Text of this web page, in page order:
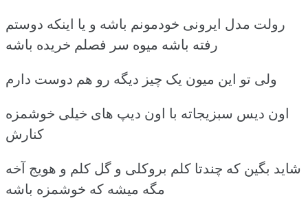
رولت مدل ایرونی خودمونم باشه و یا اینکه دوستم
رفته باشه میوه سر فصلم خریده باشه
ولی تو این میون یک چیز دیگه رو هم دوست دارم
اون دیس سبزیجاته با اون دیپ های خیلی خوشمزه
کنارش
شاید بگین که چندتا کلم بروکلی و گل کلم و هویج آخه
مگه میشه که خوشمزه باشه